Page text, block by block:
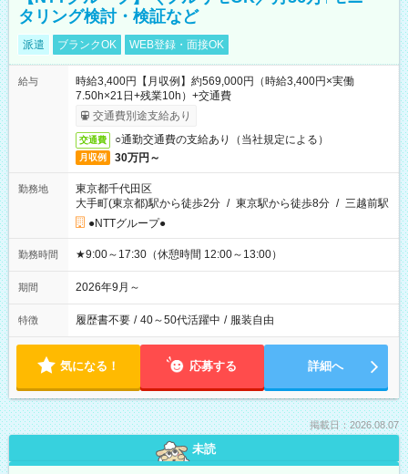
タリング検討・検証など
派遣 ブランクOK WEB登録・面接OK
給与
時給3,400円【月収例】約569,000円（時給3,400円×実働
7.50h×21日+残業10h）+交通費
交通費別途支給あり
交通費 ○通勤交通費の支給あり（当社規定による）
月収例 30万円～
勤務地
東京都千代田区
大手町(東京都)駅から徒歩2分 / 東京駅から徒歩8分 / 三越前駅
●NTTグループ●
勤務時間 ★9:00～17:30（休憩時間 12:00～13:00）
期間 2026年9月～
特徴 履歴書不要 / 40～50代活躍中 / 服装自由
気になる！ 応募する 詳細へ
掲載日：2026.08.07
未読